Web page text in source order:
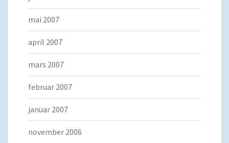
mai 2007
april 2007
mars 2007
februar 2007
januar 2007
november 2006